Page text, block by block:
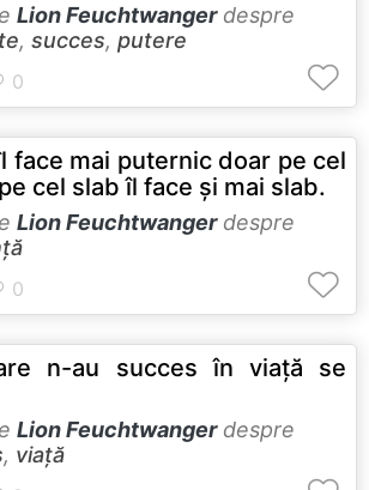
Lion Feuchtwangerdespre
, succes, putere
face mai puternic doar pe cel
cel slab îl face şi mai slab.
Lion Feuchtwangerdespre
n-au succes în viaţă se
Lion Feuchtwangerdespre
, viață